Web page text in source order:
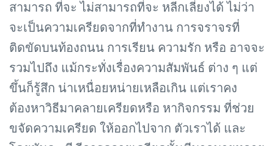
สามารถ ที่จะ ไม่สามารถที่จะ หลีกเลี่ยงได้ ไม่ว่า
จะเป็นความเครียดจากที่ทำงาน การจราจรที่
ติดขัดบนท้องถนน การเรียน ความรัก หรือ อาจจะ
รวมไปถึง แม้กระทั่งเรื่องความสัมพันธ์ ต่าง ๆ แต่
ขึ้นก็รู้สึก น่าเหนื่อยหน่ายเหลือเกิน แต่เราคง
ต้องหาวิธีมาคลายเครียดหรือ หากิจกรรม ที่ช่วย
ขจัดความเครียด ให้ออกไปจาก ตัวเราได้ และ